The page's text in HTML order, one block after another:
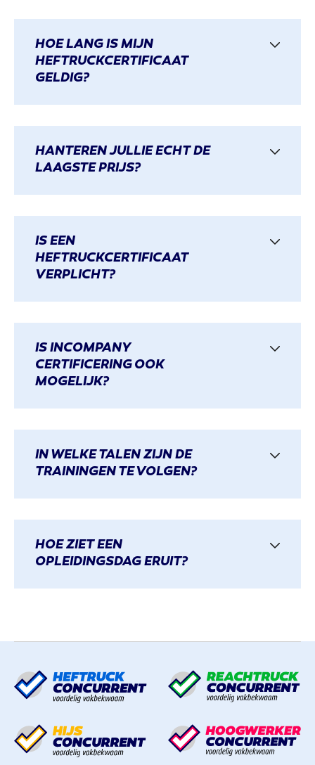
HOE LANG IS MIJN
HEFTRUCKCERTIFICAAT
GELDIG?
HANTEREN JULLIE ECHT DE
LAAGSTE PRIJS?
IS EEN
HEFTRUCKCERTIFICAAT
VERPLICHT?
IS INCOMPANY
CERTIFICERING OOK
MOGELIJK?
IN WELKE TALEN ZIJN DE
TRAININGEN TE VOLGEN?
HOE ZIET EEN
OPLEIDINGSDAG ERUIT?